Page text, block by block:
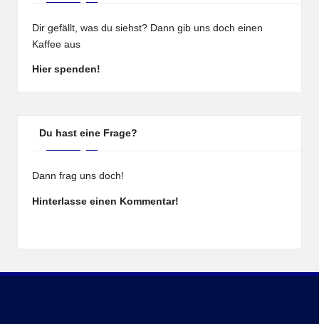
Dir gefällt, was du siehst? Dann gib uns doch einen
Kaffee aus
Hier spenden!
Du hast eine Frage?
Dann frag uns doch!
Hinterlasse einen Kommentar!